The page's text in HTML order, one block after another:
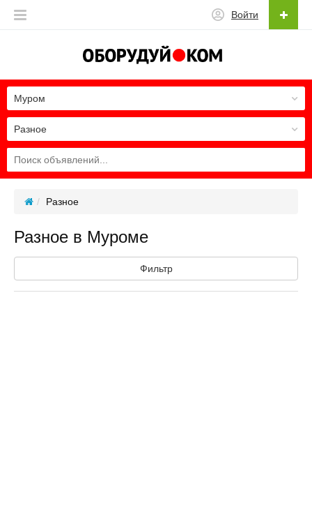
Войти
Разное
Муром
Разное
Разное в Муроме
Фильтр